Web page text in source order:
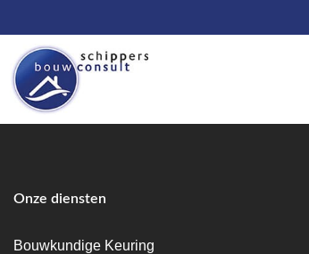
Onze diensten
Bouwkundige Keuring